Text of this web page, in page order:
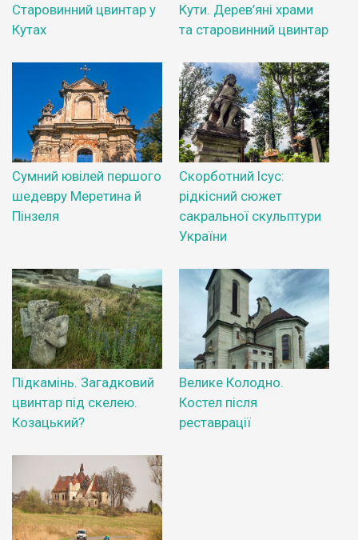
Старовинний цвинтар у
Кутах
Кути. Дерев’яні храми
та старовинний цвинтар
Сумний ювілей першого
шедевру Меретина й
Пінзеля
Скорботний Ісус:
рідкісний сюжет
сакральної скульптури
України
Підкамінь. Загадковий
цвинтар під скелею.
Козацький?
Велике Колодно.
Костел після
реставрації